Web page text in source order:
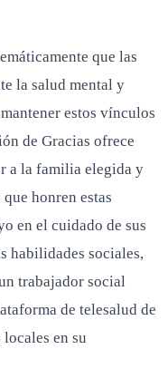
que las
la salud mental y
estos vínculos
de Gracias ofrece
a la familia elegida y
honren estas
en el cuidado de sus
habilidades sociales,
trabajador social
de telesalud de
en su